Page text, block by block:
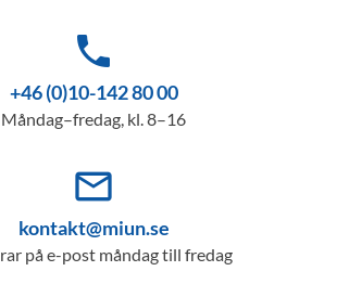
phone
+46 (0)10-142 80 00
Måndag–fredag, kl. 8–16
mail_outline
kontakt@miun.se
på e-post måndag till fredag